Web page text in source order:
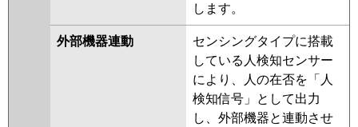
します。
外部機器連動
センシングタイプに搭載
している人検知センサー
により、人の在否を「人
検知信号」として出力
し、外部機器と連動させ